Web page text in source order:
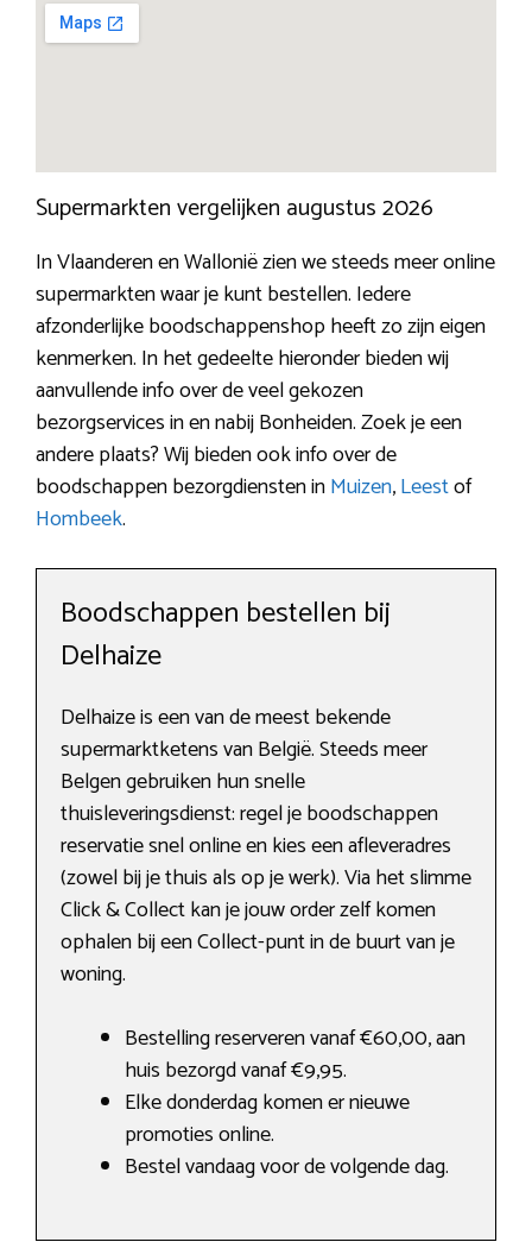
Supermarkten vergelijken augustus 2026
In Vlaanderen en Wallonië zien we steeds meer online
supermarkten waar je kunt bestellen. Iedere
afzonderlijke boodschappenshop heeft zo zijn eigen
kenmerken. In het gedeelte hieronder bieden wij
aanvullende info over de veel gekozen
bezorgservices in en nabij Bonheiden. Zoek je een
andere plaats? Wij bieden ook info over de
boodschappen bezorgdiensten inMuizen,Leestof
Hombeek.
Boodschappen bestellen bij
Delhaize
Delhaize is een van de meest bekende
supermarktketens van België. Steeds meer
Belgen gebruiken hun snelle
thuisleveringsdienst: regel je boodschappen
reservatie snel online en kies een afleveradres
(zowel bij je thuis als op je werk). Via het slimme
Click & Collect kan je jouw order zelf komen
ophalen bij een Collect-punt in de buurt van je
woning.
Bestelling reserveren vanaf €60,00, aan
huis bezorgd vanaf €9,95.
Elke donderdag komen er nieuwe
promoties online.
Bestel vandaag voor de volgende dag.